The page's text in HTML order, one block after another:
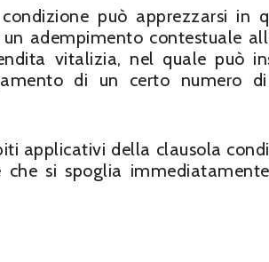
può apprezzarsi in
adempimento contestuale
vitalizia, nel quale può
di un certo numero
applicativi della clausola
si spoglia